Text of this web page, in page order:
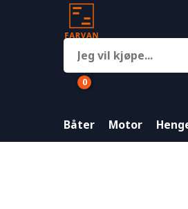
0
Båter Motor